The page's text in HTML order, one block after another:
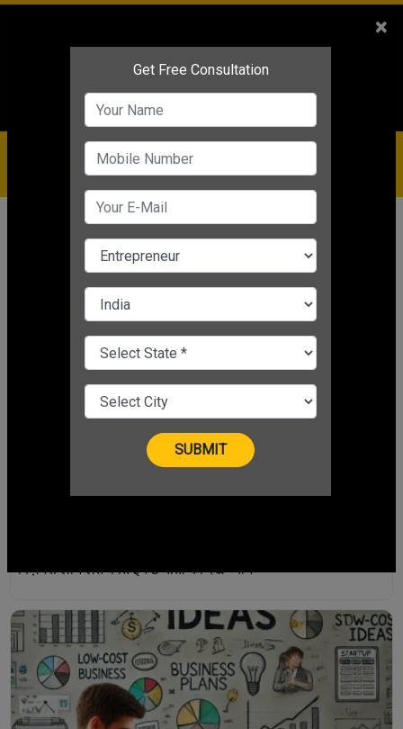
Service
IBC+91-9910344443
care@badabusiness.com
919810544443
Market Research
MARKET RESEARCH
CHANGE LANGUAGE
बिज़नेस लोन लेते वक्त इन 5 बातों का रखें ध्यान
×